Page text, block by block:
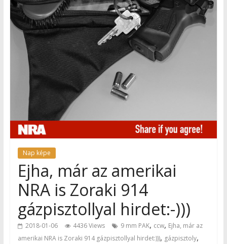
Nap képe
Ejha, már az amerikai
NRA is Zoraki 914
gázpisztollyal hirdet:-)))
2018-01-06 4436 Views 9 mm PAK, ccw, Ejha, már az
amerikai NRA is Zoraki 914 gázpisztollyal hirdet:))), gázpisztoly,